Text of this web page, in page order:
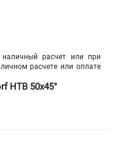
расчет или при
расчете или оплате
HTB 50х45°